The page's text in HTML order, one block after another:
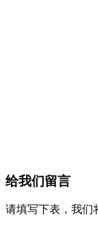
给我们留言
请填写下表，我们